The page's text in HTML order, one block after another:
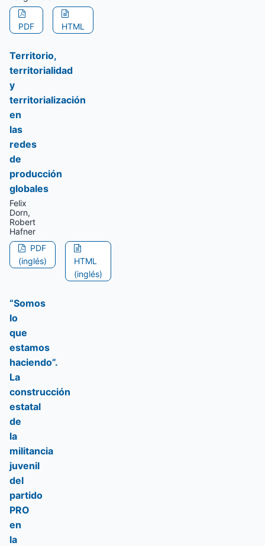
PDF HTML
Territorio,
territorialidad
y
territorialización
en
las
redes
de
producción
globales
Felix
Dorn,
Robert
Hafner
PDF
(inglés)
HTML
(inglés)
“Somos
lo
que
estamos
haciendo”.
La
construcción
estatal
de
la
militancia
juvenil
del
partido
PRO
en
la